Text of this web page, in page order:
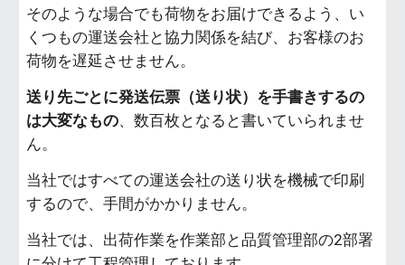
そのような場合でも荷物をお届けできるよう、い
くつもの運送会社と協力関係を結び、お客様のお
荷物を遅延させません。
送り先ごとに発送伝票（送り状）を手書きするの
は大変なもの、数百枚となると書いていられませ
ん。
当社ではすべての運送会社の送り状を機械で印刷
するので、手間がかかりません。
当社では、出荷作業を作業部と品質管理部の2部署